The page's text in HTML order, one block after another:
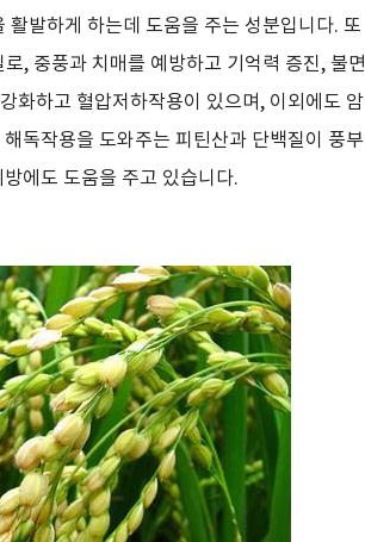
활발하게 하는데 도움을 주는 성분입니다. 또
로, 중풍과 치매를 예방하고 기억력 증진, 불면
화하고 혈압저하작용이 있으며 , 이외에도 암
독작용을 도와주는 피틴산과 단백질이 풍부
에도 도움을 주고 있습니다.